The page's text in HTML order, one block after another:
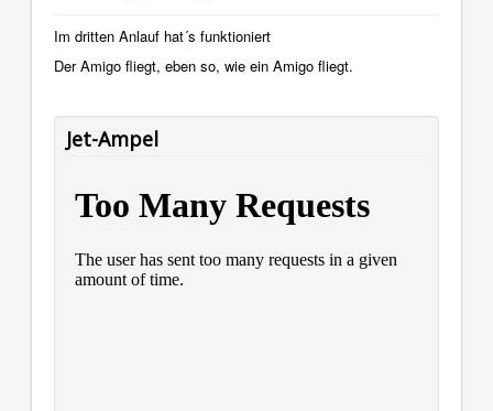
Im dritten Anlauf hat´s funktioniert
Der Amigo fliegt, eben so, wie ein Amigo fliegt.
Jet-Ampel